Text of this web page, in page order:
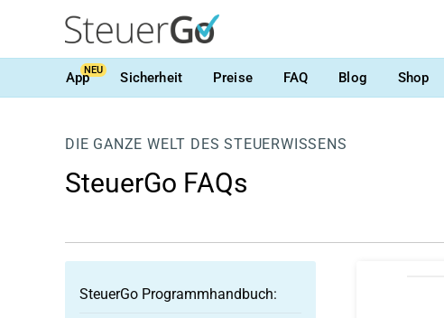
AppNEU Sicherheit Preise FAQ Blog Shop
DIE GANZE WELT DES STEUERWISSENS
SteuerGo FAQs
SteuerGo Programmhandbuch: